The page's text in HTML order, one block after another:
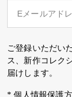
ご登録いただい
ス、新作コレク
届けします。
*個人情報保護